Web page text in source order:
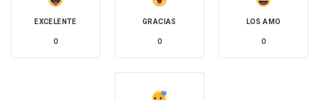
EXCELENTE
0
GRACIAS
0
LOS AMO
0